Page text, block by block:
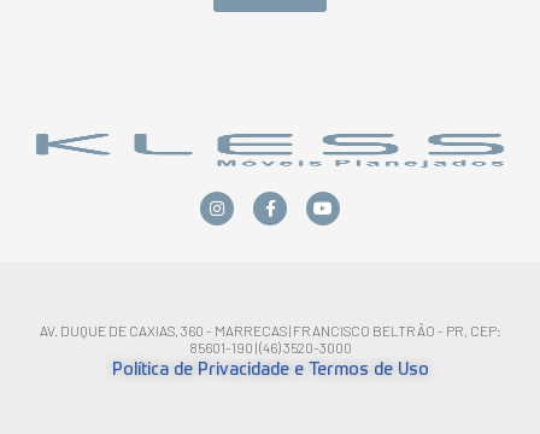
AV. DUQUE DE CAXIAS, 360 - MARRECAS | FRANCISCO BELTRÃO - PR, CEP:
85601-190 | (46) 3520-3000
Política de Privacidade e Termos de Uso